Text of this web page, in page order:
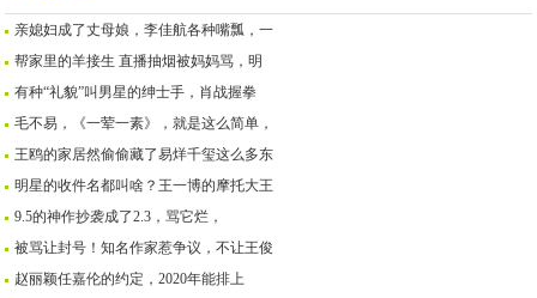
亲媳妇成了丈母娘，李佳航各种嘴瓢，一
帮家里的羊接生 直播抽烟被妈妈骂，明
有种“礼貌”叫男星的绅士手，肖战握拳
毛不易，《一荤一素》，就是这么简单，
王鸥的家居然偷偷藏了易烊千玺这么多东
明星的收件名都叫啥？王一博的摩托大王
9.5的神作抄袭成了2.3，骂它烂，
被骂让封号！知名作家惹争议，不让王俊
赵丽颖任嘉伦的约定，2020年能排上